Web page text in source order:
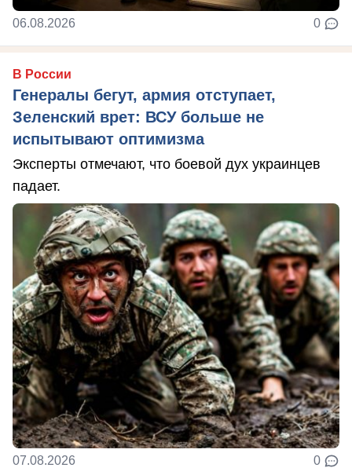
06.08.2026 0
В России
Генералы бегут, армия отступает,
Зеленский врет: ВСУ больше не
испытывают оптимизма
Эксперты отмечают, что боевой дух украинцев
падает.
07.08.2026 0